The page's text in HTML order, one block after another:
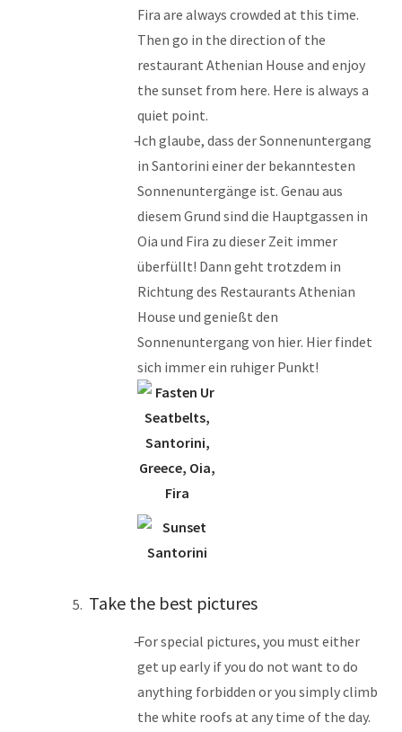
Fira are always crowded at this time.
Then go in the direction of the
restaurant Athenian House and enjoy
the sunset from here. Here is always a
quiet point.
Ich glaube, dass der Sonnenuntergang
in Santorini einer der bekanntesten
Sonnenuntergänge ist. Genau aus
diesem Grund sind die Hauptgassen in
Oia und Fira zu dieser Zeit immer
überfüllt! Dann geht trotzdem in
Richtung des Restaurants Athenian
House und genießt den
Sonnenuntergang von hier. Hier findet
sich immer ein ruhiger Punkt!
Take the best pictures
For special pictures, you must either
get up early if you do not want to do
anything forbidden or you simply climb
the white roofs at any time of the day.